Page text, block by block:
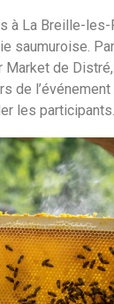
à La Breille-les-
saumuroise.
Market de
de l’événement
les participants.